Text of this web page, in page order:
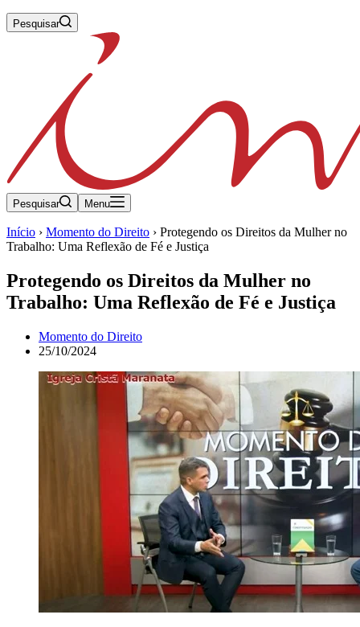
Pesquisar
Pesquisar Menu
Início › Momento do Direito › Protegendo os Direitos da Mulher no
Trabalho: Uma Reflexão de Fé e Justiça
Protegendo os Direitos da Mulher no
Trabalho: Uma Reflexão de Fé e Justiça
Momento do Direito
25/10/2024